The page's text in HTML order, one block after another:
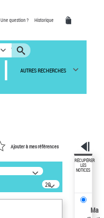
Une question ? Historique
AUTRES RECHERCHES
Ajouter à mes références
20
résultats/page
RÉCUPÉRER
LES
NOTICES
Ma